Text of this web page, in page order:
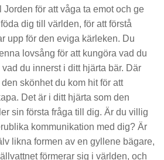
Jorden för att våga ta emot och ge
dig till världen, för att förstå
upp för den eviga kärleken. Du
lovsång för att kungöra vad du
du innerst i ditt hjärta bär. Där
skönhet du kom hit för att
Det är i ditt hjärta som den
sin första fråga till dig. Är du villig
kommunikation med dig? Är
likna formen av en gyllene bägare,
förmerar sig i världen, och